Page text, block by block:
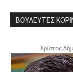
ΒΟΥΛΕΥΤΕΣ
Χρίστος